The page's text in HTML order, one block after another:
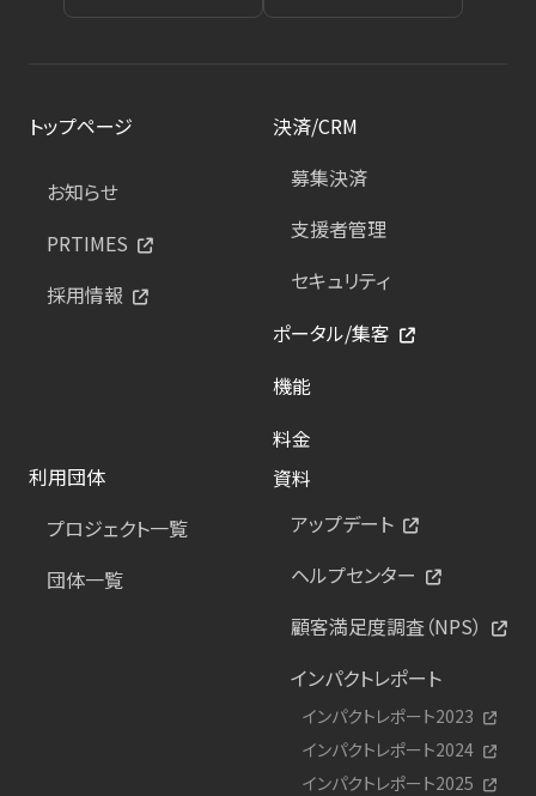
トップページ
お知らせ
PRTIMES
採用情報
決済/CRM
募集決済
支援者管理
セキュリティ
ポータル/集客
機能
料金
利用団体
プロジェクト一覧
団体一覧
資料
アップデート
ヘルプセンター
顧客満足度調査（NPS）
インパクトレポート
インパクトレポート2023
インパクトレポート2024
インパクトレポート2025